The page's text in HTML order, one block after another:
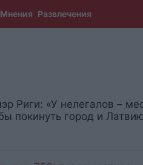
Мнения Развлечения
Риги: «У нелегалов –
покинуть город и